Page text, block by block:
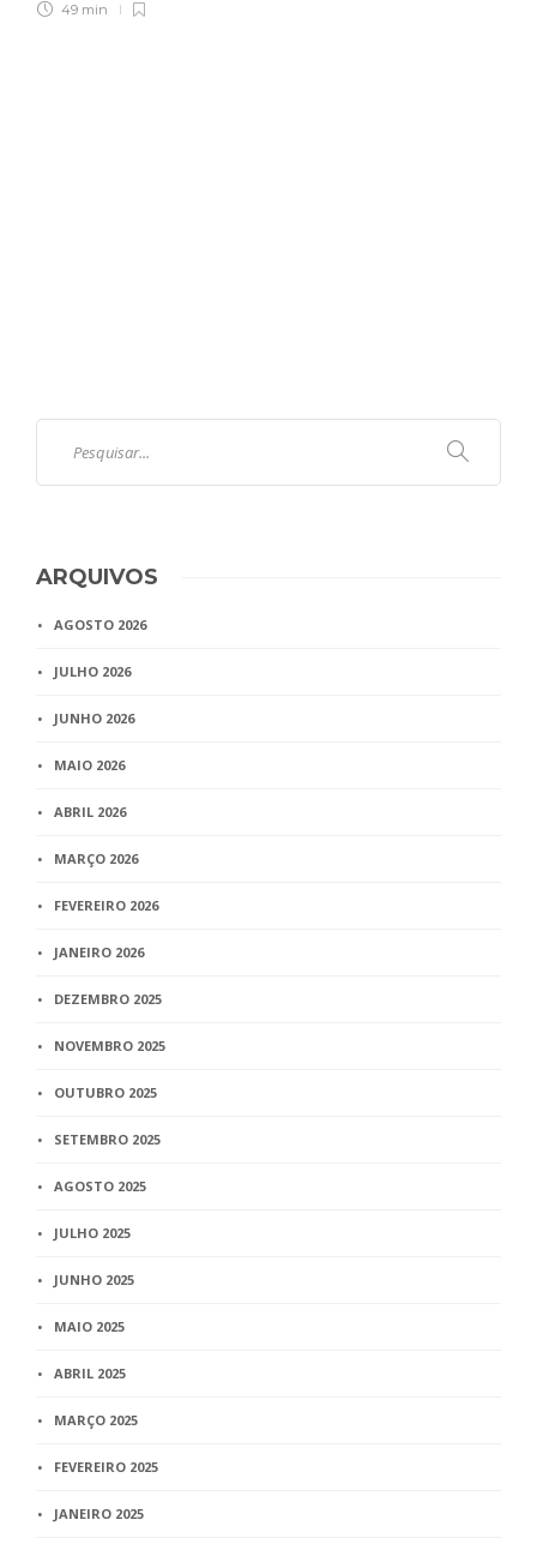
49 min
ARQUIVOS
AGOSTO 2026
JULHO 2026
JUNHO 2026
MAIO 2026
ABRIL 2026
MARÇO 2026
FEVEREIRO 2026
JANEIRO 2026
DEZEMBRO 2025
NOVEMBRO 2025
OUTUBRO 2025
SETEMBRO 2025
AGOSTO 2025
JULHO 2025
JUNHO 2025
MAIO 2025
ABRIL 2025
MARÇO 2025
FEVEREIRO 2025
JANEIRO 2025